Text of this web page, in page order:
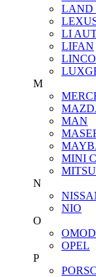
LAND
LI
LIFAN
M
MAN
MINI
N
NIO
O
OPEL
P